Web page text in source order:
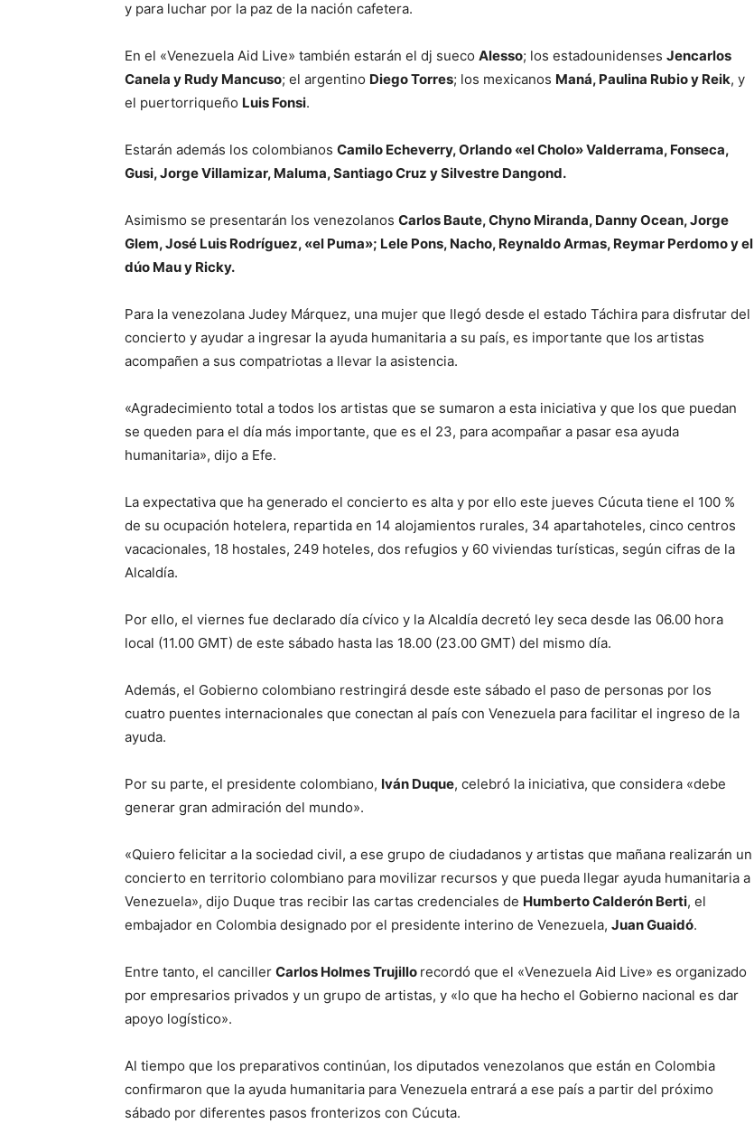
y para luchar por la paz de la nación cafetera.
En el «Venezuela Aid Live» también estarán el dj sueco Alesso; los estadounidenses Jencarlos
Canela y Rudy Mancuso; el argentino Diego Torres; los mexicanos Maná, Paulina Rubio y Reik, y
el puertorriqueño Luis Fonsi.
Estarán además los colombianos Camilo Echeverry, Orlando «el Cholo» Valderrama, Fonseca,
Gusi, Jorge Villamizar, Maluma, Santiago Cruz y Silvestre Dangond.
Asimismo se presentarán los venezolanos Carlos Baute, Chyno Miranda, Danny Ocean, Jorge
Glem, José Luis Rodríguez, «el Puma»; Lele Pons, Nacho, Reynaldo Armas, Reymar Perdomo y el
dúo Mau y Ricky.
Para la venezolana Judey Márquez, una mujer que llegó desde el estado Táchira para disfrutar del
concierto y ayudar a ingresar la ayuda humanitaria a su país, es importante que los artistas
acompañen a sus compatriotas a llevar la asistencia.
«Agradecimiento total a todos los artistas que se sumaron a esta iniciativa y que los que puedan
se queden para el día más importante, que es el 23, para acompañar a pasar esa ayuda
humanitaria», dijo a Efe.
La expectativa que ha generado el concierto es alta y por ello este jueves Cúcuta tiene el 100 %
de su ocupación hotelera, repartida en 14 alojamientos rurales, 34 apartahoteles, cinco centros
vacacionales, 18 hostales, 249 hoteles, dos refugios y 60 viviendas turísticas, según cifras de la
Alcaldía.
Por ello, el viernes fue declarado día cívico y la Alcaldía decretó ley seca desde las 06.00 hora
local (11.00 GMT) de este sábado hasta las 18.00 (23.00 GMT) del mismo día.
Además, el Gobierno colombiano restringirá desde este sábado el paso de personas por los
cuatro puentes internacionales que conectan al país con Venezuela para facilitar el ingreso de la
ayuda.
Por su parte, el presidente colombiano, Iván Duque, celebró la iniciativa, que considera «debe
generar gran admiración del mundo».
«Quiero felicitar a la sociedad civil, a ese grupo de ciudadanos y artistas que mañana realizarán un
concierto en territorio colombiano para movilizar recursos y que pueda llegar ayuda humanitaria a
Venezuela», dijo Duque tras recibir las cartas credenciales de Humberto Calderón Berti, el
embajador en Colombia designado por el presidente interino de Venezuela, Juan Guaidó.
Entre tanto, el canciller Carlos Holmes Trujillo recordó que el «Venezuela Aid Live» es organizado
por empresarios privados y un grupo de artistas, y «lo que ha hecho el Gobierno nacional es dar
apoyo logístico».
Al tiempo que los preparativos continúan, los diputados venezolanos que están en Colombia
confirmaron que la ayuda humanitaria para Venezuela entrará a ese país a partir del próximo
sábado por diferentes pasos fronterizos con Cúcuta.